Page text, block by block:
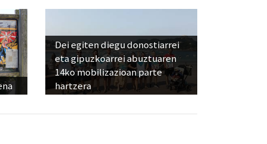
Dei egiten diegu donostiarrei
eta gipuzkoarrei abuztuaren
14ko mobilizazioan parte
hartzera